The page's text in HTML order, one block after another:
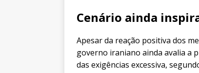
Cenário ainda
Apesar da reação positiva dos
governo iraniano ainda avalia a
das exigências excessiva,